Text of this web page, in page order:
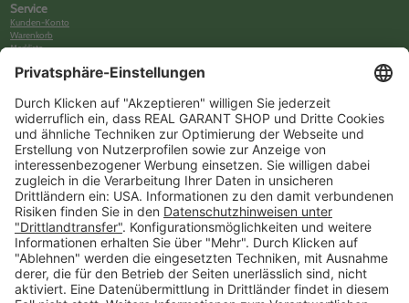
Service
Kunden-Konto
Warenkorb
Merkliste
Newsletter
FAQs
Über uns
Kategorien
Betriebsorganisation (52)
Schlüsselorganisation (140)
Reifenorganisation (35)
Werkstattorganisation (166)
Preisauszeichnung und Preisdisplays (35)
Formulare KFZ und Werkstatt (34)
Kennzeichenhalter (49)
KFZ-Verkauf und KFZ-Präsentation (19)
Aussenwerbung (47)
Prospektpräsentation, Infosysteme (29)
Werbeartikel und Give-Aways (212)
SALES OFF (14)